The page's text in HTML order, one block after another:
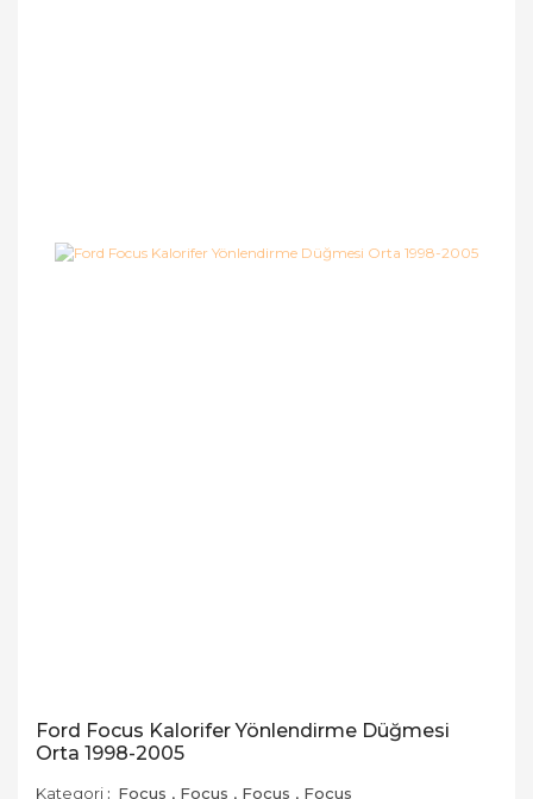
Ford Focus Kalorifer Yönlendirme Düğmesi
Orta 1998-2005
Kategori Focus , Focus , Focus , Focus